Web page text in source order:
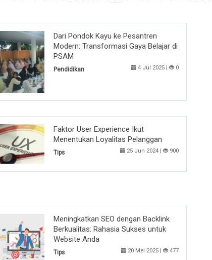
Dari Pondok Kayu ke Pesantren
Modern: Transformasi Gaya Belajar di
PSAM
Pendidikan 4 Jul 2025 | 0
Faktor User Experience Ikut
Menentukan Loyalitas Pelanggan
Tips 25 Jun 2024 | 900
Meningkatkan SEO dengan Backlink
Berkualitas: Rahasia Sukses untuk
Website Anda
Tips 20 Mei 2025 | 477